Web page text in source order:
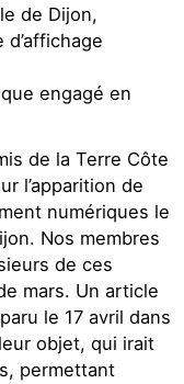
de Dijon,
engagé en
de la Terre Côte
l’apparition de
numériques le
Nos membres
de ces
mars. Un article
le 17 avril dans
objet, qui irait
permettant